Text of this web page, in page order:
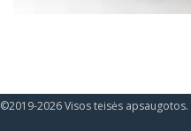
©2019-2026 Visos teisės apsaugotos.